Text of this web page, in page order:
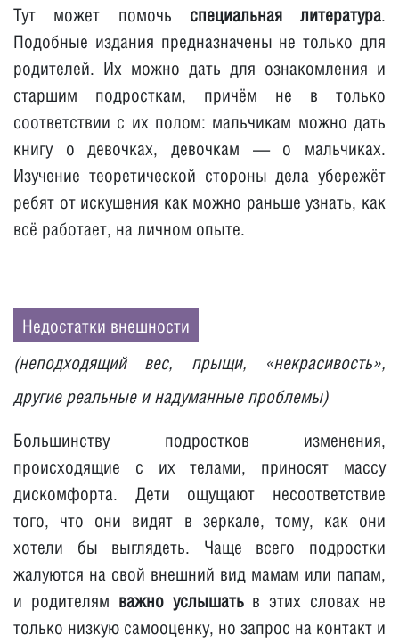
Тут может помочь специальная литература.
Подобные издания предназначены не только для
родителей. Их можно дать для ознакомления и
старшим подросткам, причём не в только
соответствии с их полом: мальчикам можно дать
книгу о девочках, девочкам — о мальчиках.
Изучение теоретической стороны дела убережёт
ребят от искушения как можно раньше узнать, как
всё работает, на личном опыте.
Недостатки внешности
(неподходящий вес, прыщи, «некрасивость»,
другие реальные и надуманные проблемы)
Большинству подростков изменения,
происходящие с их телами, приносят массу
дискомфорта. Дети ощущают несоответствие
того, что они видят в зеркале, тому, как они
хотели бы выглядеть. Чаще всего подростки
жалуются на свой внешний вид мамам или папам,
и родителям важно услышатьв этих словах не
только низкую самооценку, но запрос на контакт и